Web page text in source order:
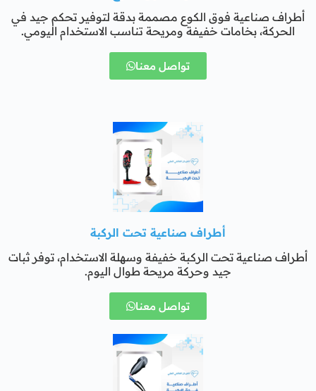
أطراف صناعية فوق الكوع مصممة بدقة لتوفير تحكم جيد في
الحركة، بخامات خفيفة ومريحة تناسب الاستخدام اليومي.
تواصل معنا
أطراف صناعية تحت الركبة
أطراف صناعية تحت الركبة خفيفة وسهلة الاستخدام، توفر ثبات
جيد وحركة مريحة طوال اليوم.
تواصل معنا